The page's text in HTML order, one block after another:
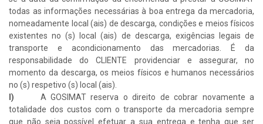
todas as informações necessárias à boa entrega da mercadoria,
nomeadamente local (ais) de descarga, condições e meios físicos
existentes no (s) local (ais) de descarga, exigências legais de
transporte e acondicionamento das mercadorias. É da
responsabilidade do CLIENTE providenciar e assegurar, no
momento da descarga, os meios físicos e humanos necessários
no (s) respetivo (s) local (ais).
l) A GOSIMAT reserva o direito de cobrar novamente a
totalidade dos custos com o transporte da mercadoria sempre
que não seja possível efetuar a sua entrega e tenha que ser